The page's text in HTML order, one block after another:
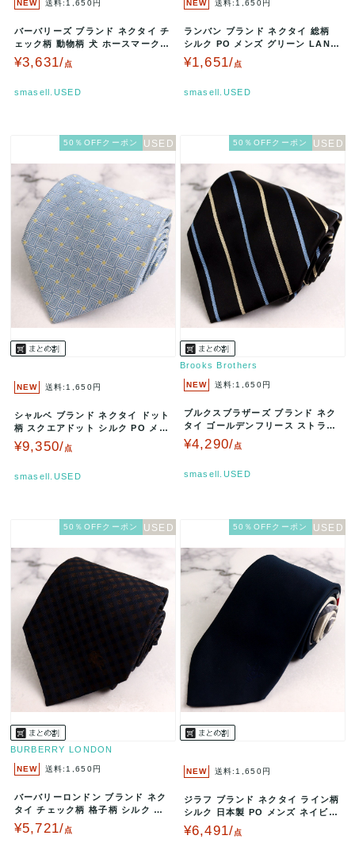
NEW 送料:1,650円
バーバリーズ ブランド ネクタイ チ
ェック柄 動物柄 犬 ホースマーク
シルク PO メンズ ブラ…
¥3,631/点
smasell.USED
NEW 送料:1,650円
ランバン ブランド ネクタイ 総柄
シルク PO メンズ グリーン LANVI
N 【中古】
¥1,651/点
smasell.USED
50％OFFクーポン
NEW 送料:1,650円
シャルベ ブランド ネクタイ ドット
柄 スクエアドット シルク PO メン
ズ ブルー Charvet…
¥9,350/点
smasell.USED
50％OFFクーポン
Brooks Brothers
NEW 送料:1,650円
ブルクスブラザーズ ブランド ネク
タイ ゴールデンフリース ストライ
プ柄 シルク USA製 PO …
¥4,290/点
smasell.USED
50％OFFクーポン
BURBERRY LONDON
NEW 送料:1,650円
バーバリーロンドン ブランド ネク
タイ チェック柄 格子柄 シルク イ
タリア製 PO メンズ ブラウ…
¥5,721/点
50％OFFクーポン
NEW 送料:1,650円
ジラフ ブランド ネクタイ ライン柄
シルク 日本製 PO メンズ ネイビー
giraffe 世界一…
¥6,491/点